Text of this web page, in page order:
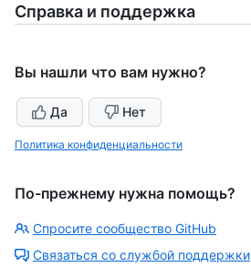
Справка и поддержка
Вы нашли что вам нужно?
Да Нет
Политика конфиденциальности
По-прежнему нужна помощь?
Спросите сообщество GitHub
Связаться со службой поддержки